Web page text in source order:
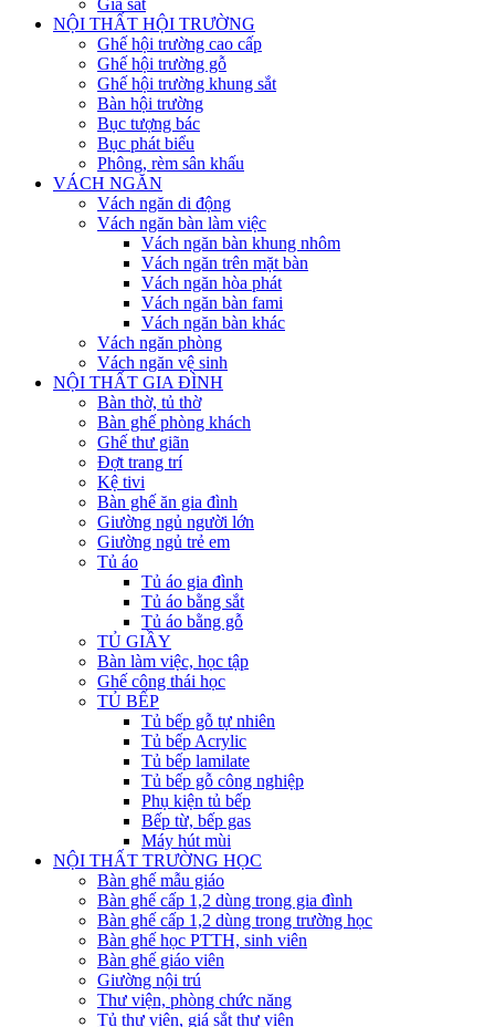
Giá sắt
NỘI THẤT HỘI TRƯỜNG
Ghế hội trường cao cấp
Ghế hội trường gỗ
Ghế hội trường khung sắt
Bàn hội trường
Bục tượng bác
Bục phát biểu
Phông, rèm sân khấu
VÁCH NGĂN
Vách ngăn di động
Vách ngăn bàn làm việc
Vách ngăn bàn khung nhôm
Vách ngăn trên mặt bàn
Vách ngăn hòa phát
Vách ngăn bàn fami
Vách ngăn bàn khác
Vách ngăn phòng
Vách ngăn vệ sinh
NỘI THẤT GIA ĐÌNH
Bàn thờ, tủ thờ
Bàn ghế phòng khách
Ghế thư giãn
Đợt trang trí
Kệ tivi
Bàn ghế ăn gia đình
Giường ngủ người lớn
Giường ngủ trẻ em
Tủ áo
Tủ áo gia đình
Tủ áo bằng sắt
Tủ áo bằng gỗ
TỦ GIẦY
Bàn làm việc, học tập
Ghế công thái học
TỦ BẾP
Tủ bếp gỗ tự nhiên
Tủ bếp Acrylic
Tủ bếp lamilate
Tủ bếp gỗ công nghiệp
Phụ kiện tủ bếp
Bếp từ, bếp gas
Máy hút mùi
NỘI THẤT TRƯỜNG HỌC
Bàn ghế mẫu giáo
Bàn ghế cấp 1,2 dùng trong gia đình
Bàn ghế cấp 1,2 dùng trong trường học
Bàn ghế học PTTH, sinh viên
Bàn ghế giáo viên
Giường nội trú
Thư viện, phòng chức năng
Tủ thư viện, giá sắt thư viện